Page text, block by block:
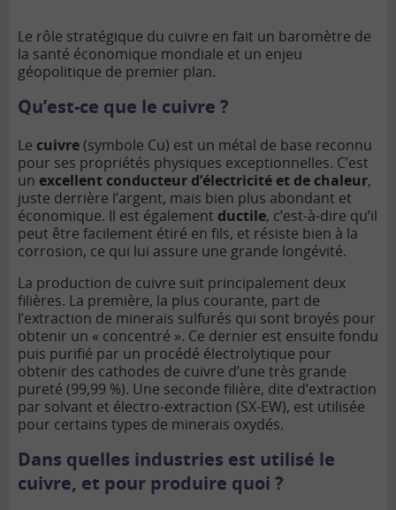
Le rôle stratégique du cuivre en fait un baromètre de
la santé économique mondiale et un enjeu
géopolitique de premier plan.
Qu’est-ce que le cuivre ?
Le cuivre(symbole Cu) est un métal de base reconnu
pour ses propriétés physiques exceptionnelles. C’est
un excellent conducteur d’électricité et de chaleur,
juste derrière l’argent, mais bien plus abondant et
économique. Il est également ductile, c’est-à-dire qu’il
peut être facilement étiré en fils, et résiste bien à la
corrosion, ce qui lui assure une grande longévité.
La production de cuivre suit principalement deux
filières. La première, la plus courante, part de
l’extraction de minerais sulfurés qui sont broyés pour
obtenir un « concentré ». Ce dernier est ensuite fondu
puis purifié par un procédé électrolytique pour
obtenir des cathodes de cuivre d’une très grande
pureté (99,99 %). Une seconde filière, dite d’extraction
par solvant et électro-extraction (SX-EW), est utilisée
pour certains types de minerais oxydés.
Dans quelles industries est utilisé le
cuivre, et pour produire quoi ?